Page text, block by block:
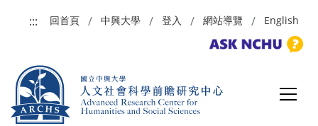
:::
回首頁 中興大學 登入 網站導覽 English